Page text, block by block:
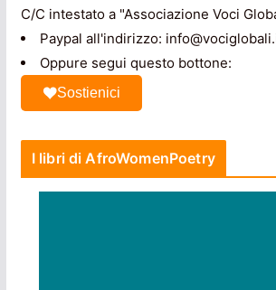
C/C intestato a "Associazione Voci
Paypal all'indirizzo:
Oppure segui questo bottone:
Sostienici
I libri di AfroWomenPoetry